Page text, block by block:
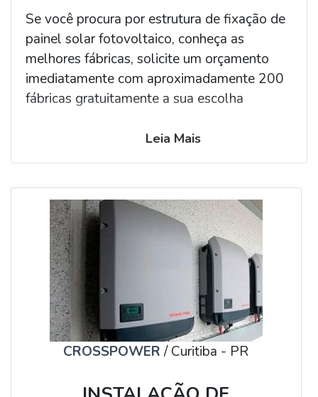
Se você procura por estrutura de fixação de
painel solar fotovoltaico, conheça as
melhores fábricas, solicite um orçamento
imediatamente com aproximadamente 200
fábricas gratuitamente a sua escolha
Leia Mais
CROSSPOWER/ Curitiba - PR